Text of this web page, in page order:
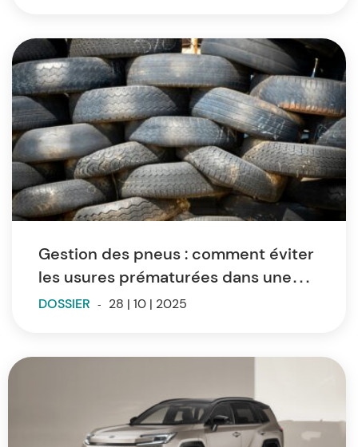
Gestion des pneus : comment éviter
les usures prématurées dans une
flotte de véhicules ?
DOSSIER - 28 | 10 | 2025